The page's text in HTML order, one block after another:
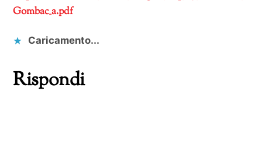
Gombac_a.pdf
Caricamento...
Rispondi